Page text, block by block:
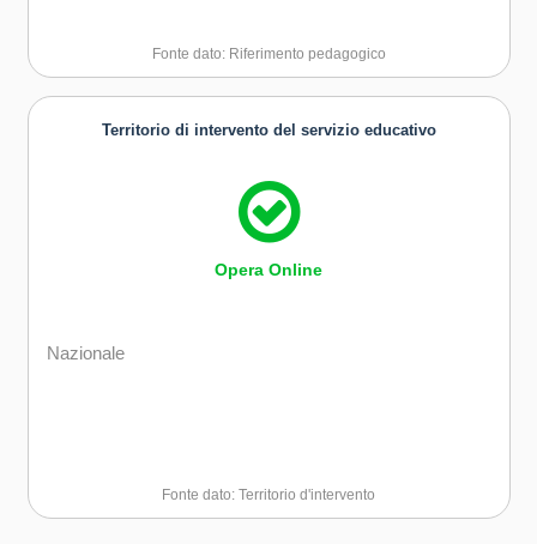
Fonte dato: Riferimento pedagogico
Territorio di intervento del servizio educativo
Opera Online
Nazionale
Fonte dato: Territorio d'intervento